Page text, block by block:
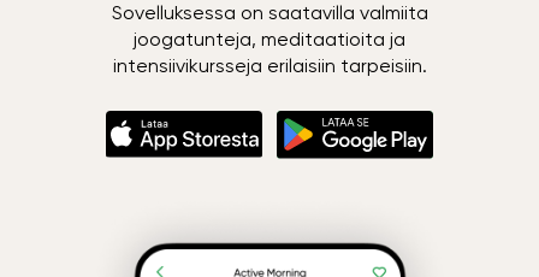
Sovelluksessa on saatavilla valmiita
joogatunteja, meditaatioita ja
intensiivikursseja erilaisiin tarpeisiin.